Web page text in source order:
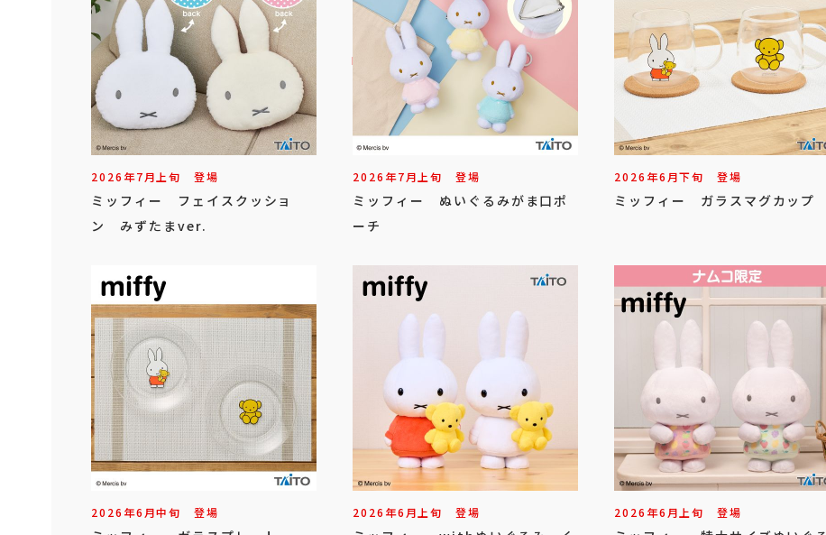
2026年7月上旬 登場
ミッフィー フェイスクッショ
ン みずたまver.
2026年7月上旬 登場
ミッフィー ぬいぐるみがま口ポ
ーチ
2026年6月下旬 登場
ミッフィー ガラスマグカップ
2026年6月中旬 登場 2026年6月上旬 登場 2026年6月上旬 登場